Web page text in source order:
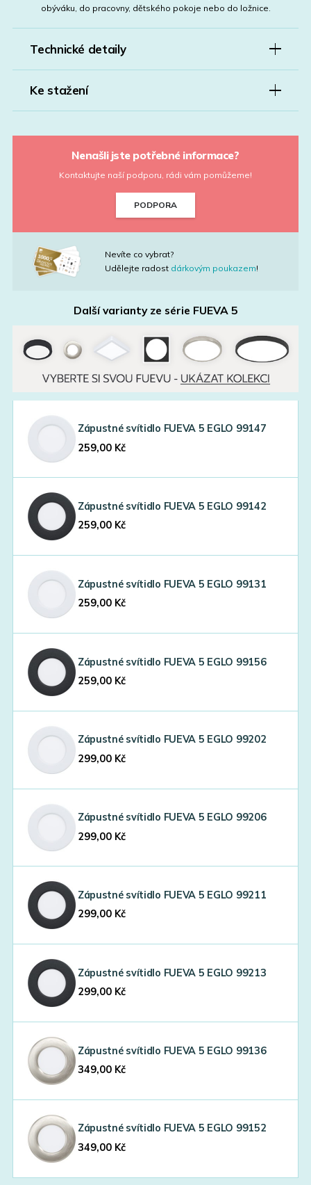
obýváku, do pracovny, dětského pokoje nebo do ložnice.
Technické detaily
Ke stažení
Nenašli jste potřebné informace?
Kontaktujte naší podporu, rádi vám pomůžeme!
PODPORA
Nevíte co vybrat?
Udělejte radost dárkovým poukazem!
Další varianty ze série FUEVA 5
Zápustné svítidlo FUEVA 5 EGLO 99147
259,00 Kč
Zápustné svítidlo FUEVA 5 EGLO 99142
259,00 Kč
Zápustné svítidlo FUEVA 5 EGLO 99131
259,00 Kč
Zápustné svítidlo FUEVA 5 EGLO 99156
259,00 Kč
Zápustné svítidlo FUEVA 5 EGLO 99202
299,00 Kč
Zápustné svítidlo FUEVA 5 EGLO 99206
299,00 Kč
Zápustné svítidlo FUEVA 5 EGLO 99211
299,00 Kč
Zápustné svítidlo FUEVA 5 EGLO 99213
299,00 Kč
Zápustné svítidlo FUEVA 5 EGLO 99136
349,00 Kč
Zápustné svítidlo FUEVA 5 EGLO 99152
349,00 Kč